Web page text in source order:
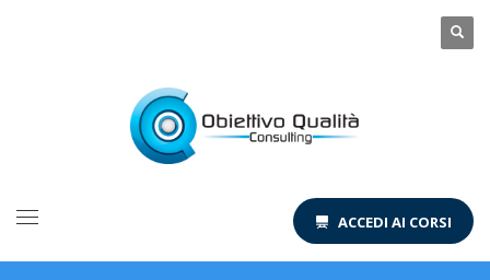
ACCEDI AI CORSI